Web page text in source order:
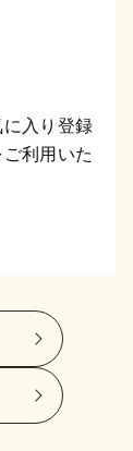
入り登録
利用いた